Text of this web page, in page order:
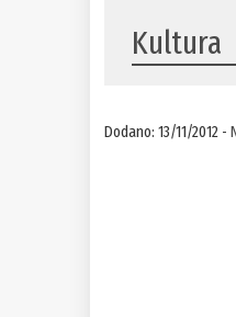
Kultura
Dodano: 13/11/2012 -